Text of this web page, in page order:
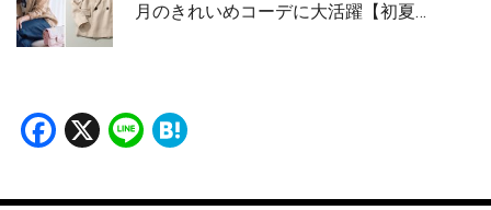
月のきれいめコーデに大活躍【初夏…
Facebook
X Line